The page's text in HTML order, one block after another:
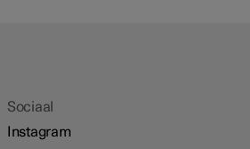
Sociaal
Instagram